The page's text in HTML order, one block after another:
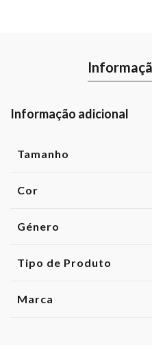
Informação adicional
Tamanho
Cor
Género
Tipo de Produto
Marca